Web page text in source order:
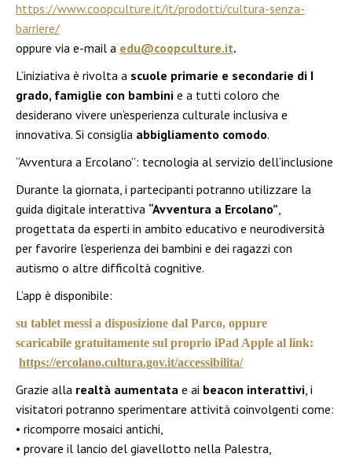
https://www.coopculture.it/it/prodotti/cultura-senza-
barriere/
oppure via e-mail a edu@coopculture.it.
L’iniziativa è rivolta a scuole primarie e secondarie di I
grado, famiglie con bambini e a tutti coloro che
desiderano vivere un’esperienza culturale inclusiva e
innovativa. Si consiglia abbigliamento comodo.
“Avventura a Ercolano”: tecnologia al servizio dell’inclusione
Durante la giornata, i partecipanti potranno utilizzare la
guida digitale interattiva “Avventura a Ercolano”,
progettata da esperti in ambito educativo e neurodiversità
per favorire l’esperienza dei bambini e dei ragazzi con
autismo o altre difficoltà cognitive.
L’app è disponibile:
su tablet messi a disposizione dal Parco, oppure
scaricabile gratuitamente sul proprio iPad Apple al link:
https://ercolano.cultura.gov.it/accessibilita/
Grazie alla realtà aumentata e ai beacon interattivi, i
visitatori potranno sperimentare attività coinvolgenti come:
• ricomporre mosaici antichi,
• provare il lancio del giavellotto nella Palestra,